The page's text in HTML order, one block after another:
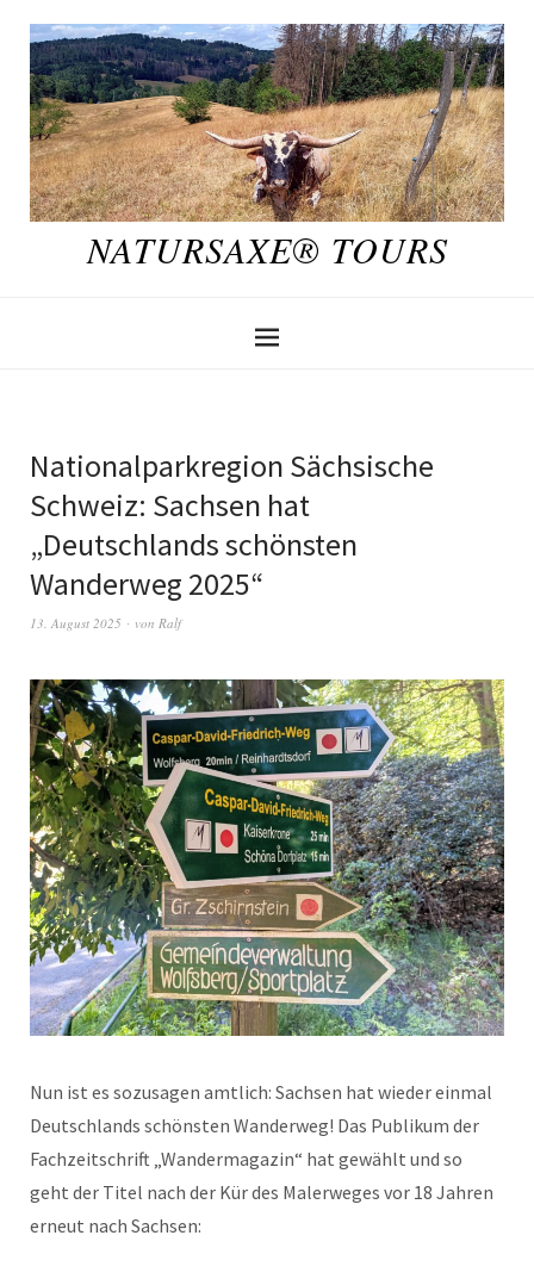
NATURSAXE® TOURS
Nationalparkregion Sächsische
Schweiz: Sachsen hat
„Deutschlands schönsten
Wanderweg 2025“
13. August 2025 von Ralf
Nun ist es sozusagen amtlich: Sachsen hat wieder einmal
Deutschlands schönsten Wanderweg! Das Publikum der
Fachzeitschrift „Wandermagazin“ hat gewählt und so
geht der Titel nach der Kür des Malerweges vor 18 Jahren
erneut nach Sachsen: